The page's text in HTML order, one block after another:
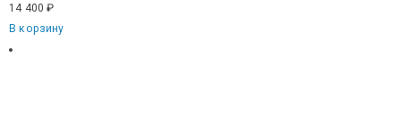
14 400₽
В корзину